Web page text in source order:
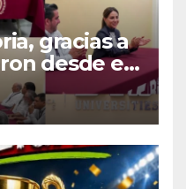
gracias a
desde el